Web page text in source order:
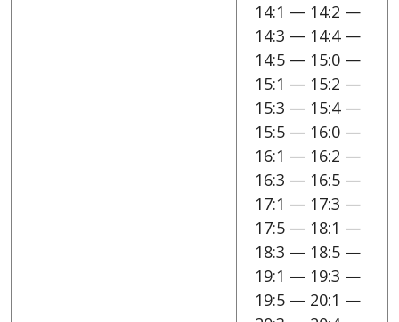
14:1 — 14:2 —
14:3 — 14:4 —
14:5 — 15:0 —
15:1 — 15:2 —
15:3 — 15:4 —
15:5 — 16:0 —
16:1 — 16:2 —
16:3 — 16:5 —
17:1 — 17:3 —
17:5 — 18:1 —
18:3 — 18:5 —
19:1 — 19:3 —
19:5 — 20:1 —